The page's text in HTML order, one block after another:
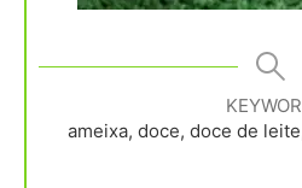
ameixa, doce, doce de